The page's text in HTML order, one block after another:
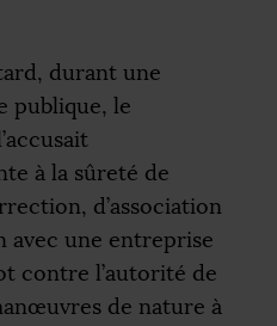
durant une
publique, le
à la sûreté de
d’association
avec une entreprise
contre l’autorité de
de nature à